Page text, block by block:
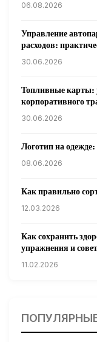
06.08.2026
Управление
расходов:
30.06.2026
Топливные карты:
корпоративного
30.06.2026
Логотип на
08.06.2026
Как правильно
12.03.2026
Как сохранить
упражнения и
11.02.2026
31.01.2026